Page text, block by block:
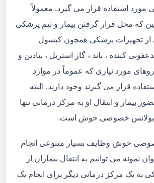
مورد استفاده قرار می گیرد. معمولاً
که محل قرار گرفتن بیمار و تیم پزشکی
تجهیزات پزشکی همچون کپسول
کننده ، باند ، گاز استریل ، بتادین و
مورد نیازی که عموماً در موارد
قرار می گیرند وجود دارند. البته
بیمار و انتقال او به مرکز درمانی تنها
خصوصی خوش است.
خوش وظایف بسیار متنوعی انجام
نمونه می توانیم به انتقال بیماران از
به یک مرکز درمانی دیگر برای انجام یک